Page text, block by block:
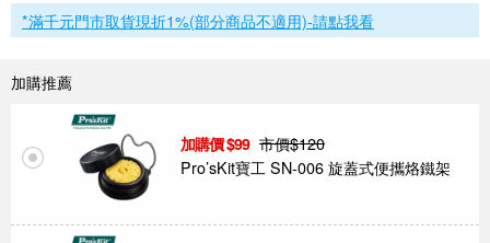
*滿千元門市取貨現折1%(部分商品不適用)-請點我看
加購推薦
99 市價$120
Pro’sKit寶工 SN-006 旋蓋式便攜烙鐵架